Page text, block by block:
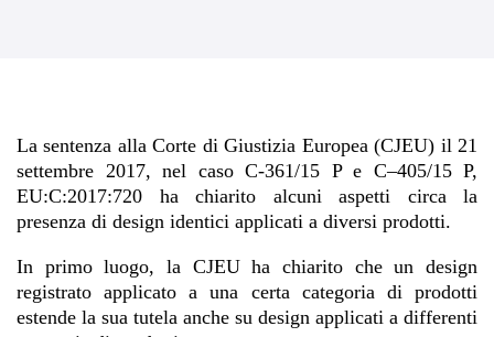
La sentenza alla Corte di Giustizia Europea (CJEU) il 21
settembre 2017, nel caso C-361/15 P e C–405/15 P,
EU:C:2017:720 ha chiarito alcuni aspetti circa la
presenza di design identici applicati a diversi prodotti.
In primo luogo, la CJEU ha chiarito che un design
registrato applicato a una certa categoria di prodotti
estende la sua tutela anche su design applicati a differenti